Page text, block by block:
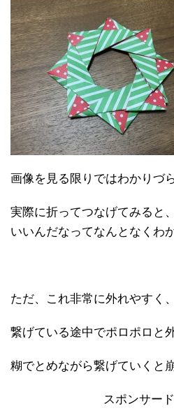
画像を見る限りではわかりづ
実際に折ってつなげてみると
いいんだなってなんとなくわ
ただ、これ非常に外れやすく、
繋げている途中でポロポロと
糊でとめながら繋げていくと
スポンサー